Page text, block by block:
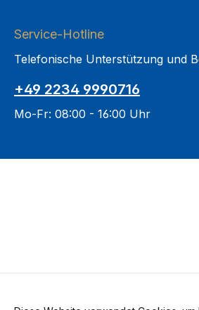
Service-Hotline
Telefonische Unterstützung und
+49 2234 9990716
Mo-Fr: 08:00 - 16:00 Uhr